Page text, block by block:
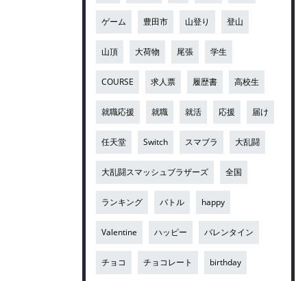
ゲーム 豊田市 山登り 登山
山頂 大荷物 尾張 学生
COURSE 求人票 履歴書 高校生
就職応援 就職 就活 応援 届け
任天堂 Switch スマブラ 大乱闘
大乱闘スマッシュブラザーズ 全国
ランキング バトル happy
Valentine ハッピー バレンタイン
チョコ チョコレート birthday